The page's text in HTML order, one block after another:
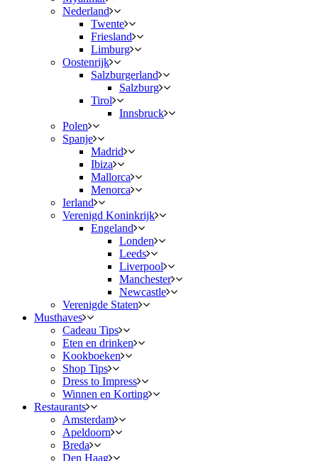
Nederland
Twente
Friesland
Limburg
Oostenrijk
Salzburgerland
Salzburg
Tirol
Innsbruck
Polen
Spanje
Madrid
Ibiza
Mallorca
Menorca
Ierland
Verenigd Koninkrijk
Engeland
Londen
Leeds
Liverpool
Manchester
Newcastle
Verenigde Staten
Musthaves
Cadeau Tips
Eten en drinken
Kookboeken
Shop Tips
Dress to Impress
Winnen en Korting
Restaurants
Amsterdam
Apeldoorn
Breda
Den Haag